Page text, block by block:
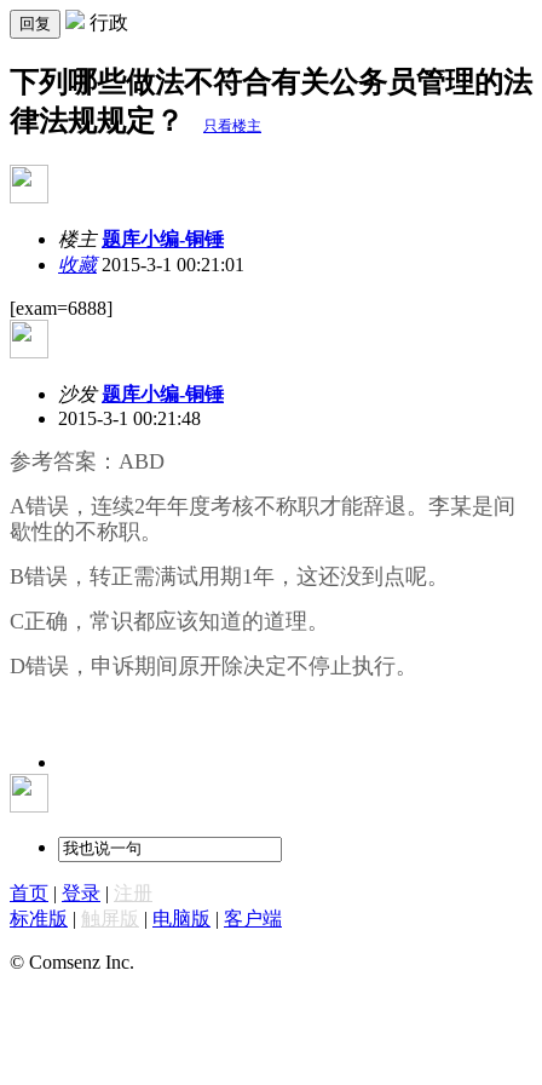
回复 行政
下列哪些做法不符合有关公务员管理的法
律法规规定？
只看楼主
楼主 题库小编-铜锤
收藏2015-3-1 00:21:01
[exam=6888]
沙发 题库小编-铜锤
2015-3-1 00:21:48
参考答案：ABD
A错误，连续2年年度考核不称职才能辞退。李某是间
歇性的不称职。
B错误，转正需满试用期1年，这还没到点呢。
C正确，常识都应该知道的道理。
D错误，申诉期间原开除决定不停止执行。
首页 | 登录 | 注册
标准版 | 触屏版 | 电脑版 | 客户端
© Comsenz Inc.